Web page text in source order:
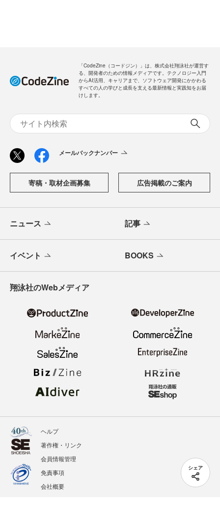
シェア
「CodeZine（コードジン）」は、株式会社翔泳社が運営す
る、開発者のための情報メディアです。テクノロジー入門
からAI活用、キャリアまで、ソフトウェア開発にかかわる
すべての人の学びと成長を支える最新情報と実践知をお届
けします。
メールバックナンバー
寄稿・取材企画募集 広告掲載のご案内
ニュース 記事
イベント BOOKS
翔泳社のWebメディア
ヘルプ
著作権・リンク
会員情報管理
免責事項
会社概要